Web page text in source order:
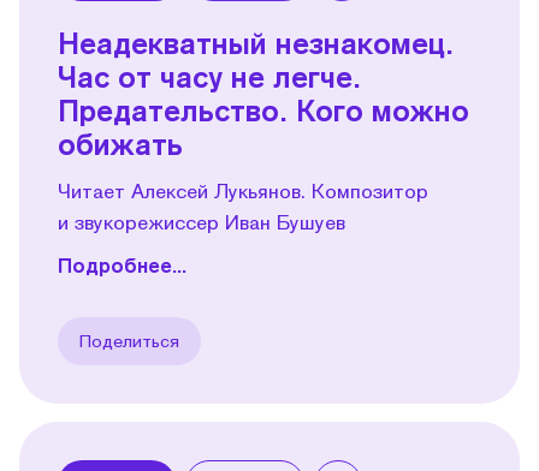
Неадекватный незнакомец.
Час от часу не легче.
Предательство. Кого можно
обижать
Читает Алексей Лукьянов. Композитор
и звукорежиссер Иван Бушуев
Подробнее...
Поделиться